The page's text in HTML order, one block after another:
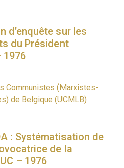
d’enquête sur les
du Président
1976
Communistes (Marxistes-
de Belgique (UCMLB)
: Systématisation de
de la
– 1976